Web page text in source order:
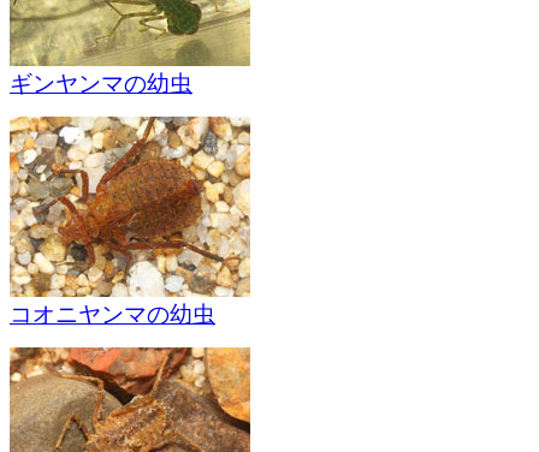
ギンヤンマの幼虫
コオニヤンマの幼虫